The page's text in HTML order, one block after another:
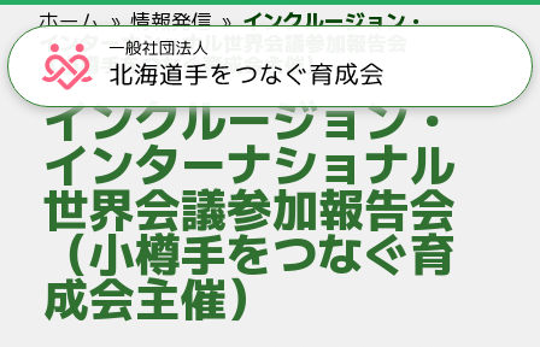
ホーム 情報発信 インクルージョン・
インターナショナル世界会議参加報告会
（小樽手をつなぐ育成会主催）
インクルージョン・
インターナショナル
世界会議参加報告会
（小樽手をつなぐ育
成会主催）